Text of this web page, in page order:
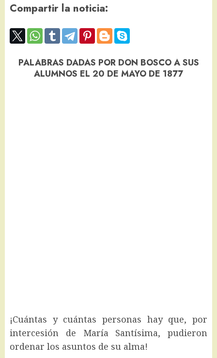
Compartir la noticia:
PALABRAS DADAS POR DON BOSCO A SUS
ALUMNOS EL 20 DE MAYO DE 1877
¡Cuántas y cuántas personas hay que, por
intercesión de María Santísima, pudieron
ordenar los asuntos de su alma!